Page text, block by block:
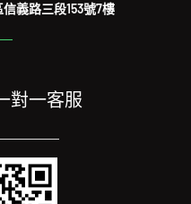
義路三段153號7樓
對一客服